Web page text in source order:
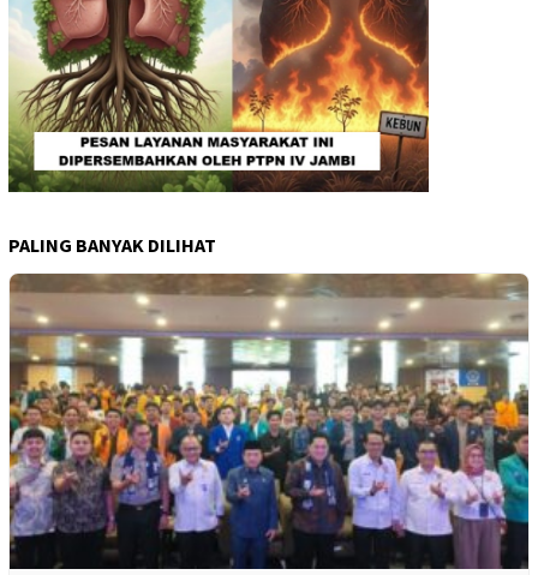
PALING BANYAK DILIHAT